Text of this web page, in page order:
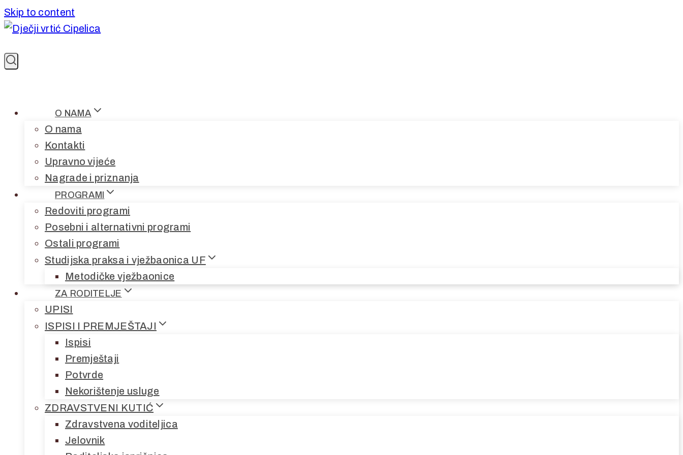
Skip to content
O NAMA
O nama
Kontakti
Upravno vijeće
Nagrade i priznanja
PROGRAMI
Redoviti programi
Posebni i alternativni programi
Ostali programi
Studijska praksa i vježbaonica UF
Metodičke vježbaonice
ZA RODITELJE
UPISI
ISPISI I PREMJEŠTAJI
Ispisi
Premještaji
Potvrde
Nekorištenje usluge
ZDRAVSTVENI KUTIĆ
Zdravstvena voditeljica
Jelovnik